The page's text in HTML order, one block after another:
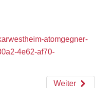
atomgegner-
4e62-af70-
Weiter